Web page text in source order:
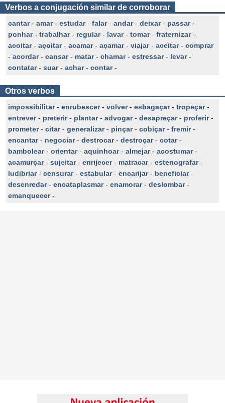
Verbos a conjugación similar de corroborar
cantar- amar- estudar- falar- andar- deixar- passar-
ponhar- trabalhar- regular- lavar- tomar- fraternizar-
acoitar- açoitar- acamar- açamar- viajar- aceitar- comprar
- acordar- cansar- matar- chamar- estressar- levar-
contatar- suar- achar- contar-
Otros verbos
impossibilitar- enrubescer- volver- esbagaçar- tropeçar-
entrever- preterir- plantar- advogar- desapreçar- proferir-
prometer- citar- generalizar- pinçar- cobiçar- fremir-
encantar- negociar- destrocar- destroçar- cotar-
bambolear- orientar- aquinhoar- almejar- acostumar-
acamurçar- sujeitar- enrijecer- matracar- estenografar-
ludibriar- censurar- estabular- encarijar- beneficiar-
desenredar- encataplasmar- enamorar- deslombar-
emanquecer-